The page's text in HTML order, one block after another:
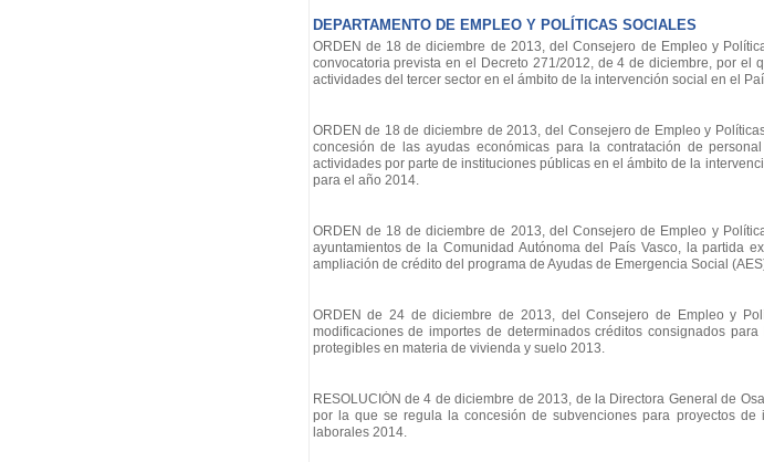
DEPARTAMENTO DE EMPLEO Y POLÍTICAS SOCIALES
ORDEN de 18 de diciembre de 2013, del Consejero de Empleo y
convocatoria prevista en el Decreto 271/2012, de 4 de diciembre, por el
actividades del tercer sector en el ámbito de la intervención social en el
ORDEN de 18 de diciembre de 2013, del Consejero de Empleo y
concesión de las ayudas económicas para la contratación de
actividades por parte de instituciones públicas en el ámbito de la
para el año 2014.
ORDEN de 18 de diciembre de 2013, del Consejero de Empleo y
ayuntamientos de la Comunidad Autónoma del País Vasco, la partida
ampliación de crédito del programa de Ayudas de Emergencia Social
ORDEN de 24 de diciembre de 2013, del Consejero de Empleo y
modificaciones de importes de determinados créditos consignados
protegibles en materia de vivienda y suelo 2013.
RESOLUCIÓN de 4 de diciembre de 2013, de la Directora General de
por la que se regula la concesión de subvenciones para proyectos
laborales 2014.